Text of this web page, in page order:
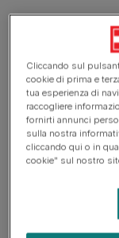
Scopri i
https://
Cliccando sul
cookie di prima e
tua esperienza di
raccogliere
fornirti annunci
sulla nostra
cliccando qui o in
cookie" sul nostro